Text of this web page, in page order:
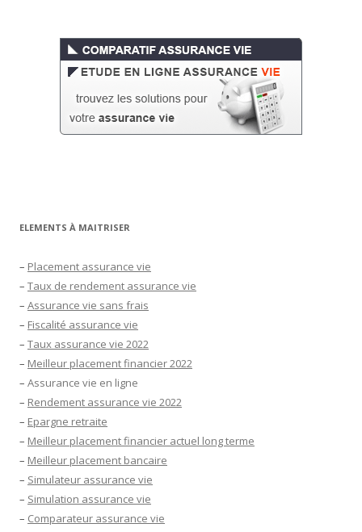
ELEMENTS À MAITRISER
– Placement assurance vie
– Taux de rendement assurance vie
– Assurance vie sans frais
– Fiscalité assurance vie
– Taux assurance vie 2022
– Meilleur placement financier 2022
– Assurance vie en ligne
– Rendement assurance vie 2022
– Epargne retraite
– Meilleur placement financier actuel long terme
– Meilleur placement bancaire
– Simulateur assurance vie
– Simulation assurance vie
– Comparateur assurance vie